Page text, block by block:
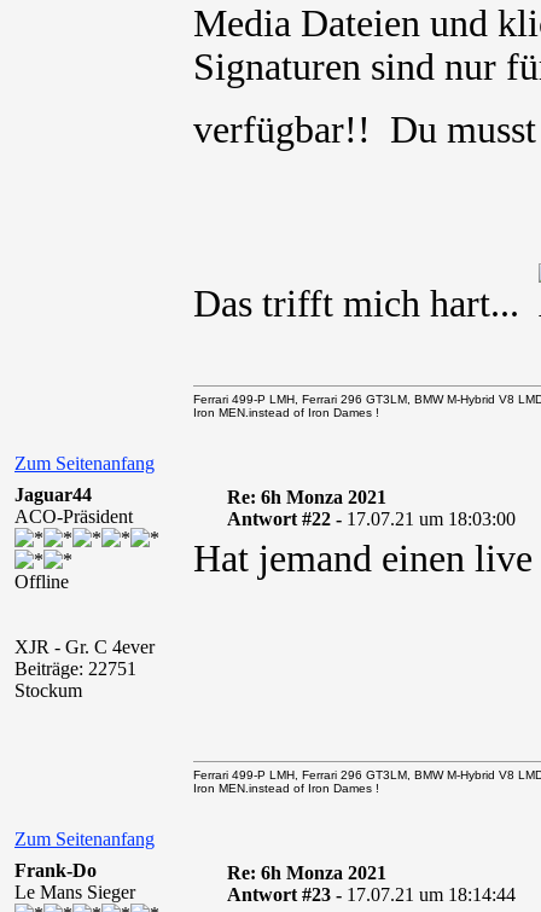
Media Dateien und
Signaturen sind nur
verfügbar!! Du
Das trifft mich hart...
Zum Seitenanfang
Ferrari 499-P LMH, Ferrari 296 GT3LM, BMW M-Hybrid V8
Iron MEN.instead of Iron Dames !
Jaguar44
ACO-Präsident
Offline
XJR - Gr. C 4ever
Beiträge: 22751
Stockum
Re: 6h Monza 2021
Antwort #22 - 17.07.21 um 18:03:00
Hat jemand einen
Zum Seitenanfang
Ferrari 499-P LMH, Ferrari 296 GT3LM, BMW M-Hybrid V8
Iron MEN.instead of Iron Dames !
Frank-Do
Le Mans Sieger
Re: 6h Monza 2021
Antwort #23 - 17.07.21 um 18:14:44